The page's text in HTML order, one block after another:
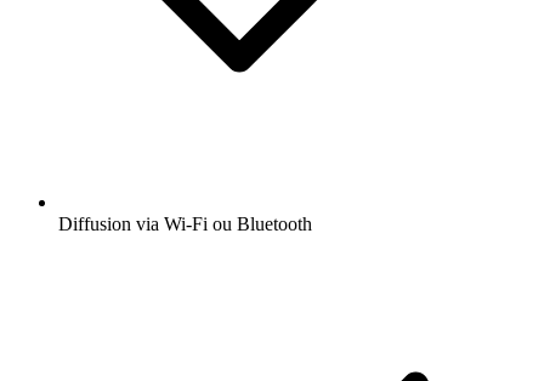
Diffusion via Wi-Fi ou Bluetooth